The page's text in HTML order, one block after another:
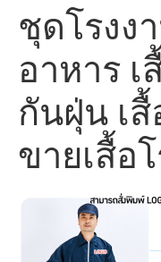
ชุดโรงง
อาหาร เ
กันฝุ่น เ
ขายเสื้อ